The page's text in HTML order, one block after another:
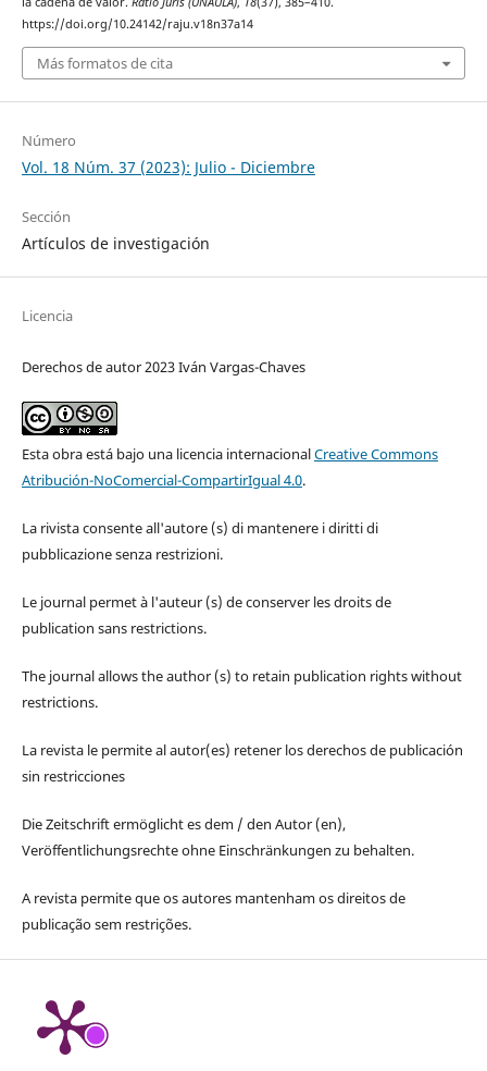
https://doi.org/10.24142/raju.v18n37a14
Más formatos de cita
Número
Vol. 18 Núm. 37 (2023): Julio - Diciembre
Sección
Artículos de investigación
Licencia
Derechos de autor 2023 Iván Vargas-Chaves
Esta obra está bajo una licencia internacionalCreative Commons
Atribución-NoComercial-CompartirIgual 4.0.
La rivista consente all'autore (s) di mantenere i diritti di
pubblicazione senza restrizioni.
Le journal permet à l'auteur (s) de conserver les droits de
publication sans restrictions.
The journal allows the author (s) to retain publication rights without
restrictions.
La revista le permite al autor(es) retener los derechos de publicación
sin restricciones
Die Zeitschrift ermöglicht es dem / den Autor (en),
Veröffentlichungsrechte ohne Einschränkungen zu behalten.
A revista permite que os autores mantenham os direitos de
publicação sem restrições.